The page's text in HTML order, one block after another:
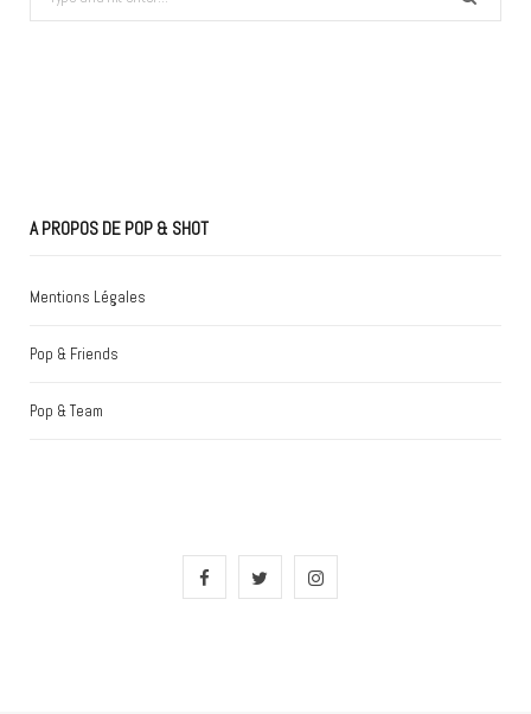
for:
A PROPOS DE POP & SHOT
Mentions Légales
Pop & Friends
Pop & Team
F
I